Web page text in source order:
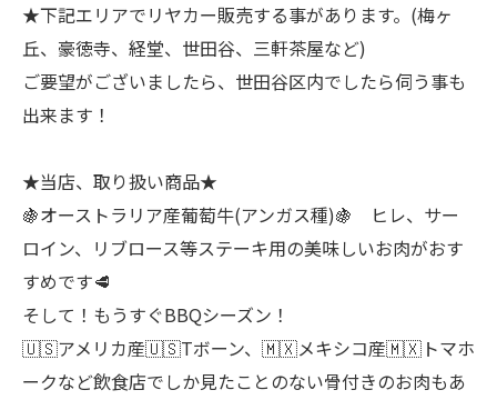
★下記エリアでリヤカー販売する事があります。(梅ヶ
丘、豪徳寺、経堂、世田谷、三軒茶屋など)
ご要望がございましたら、世田谷区内でしたら伺う事も
出来ます！
★当店、取り扱い商品★
🍇オーストラリア産葡萄牛(アンガス種)🍇 ヒレ、サー
ロイン、リブロース等ステーキ用の美味しいお肉がおす
すめです🥩
そして！もうすぐBBQシーズン！
🇺🇸アメリカ産🇺🇸Tボーン、🇲🇽メキシコ産🇲🇽トマホ
ークなど飲食店でしか見たことのない骨付きのお肉もあ